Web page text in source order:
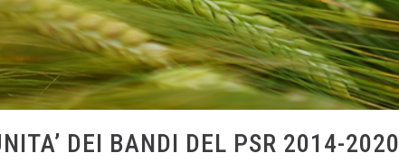
DEI BANDI DEL PSR 2014-2020